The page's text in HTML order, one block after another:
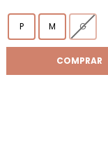
P M G
COMPRAR